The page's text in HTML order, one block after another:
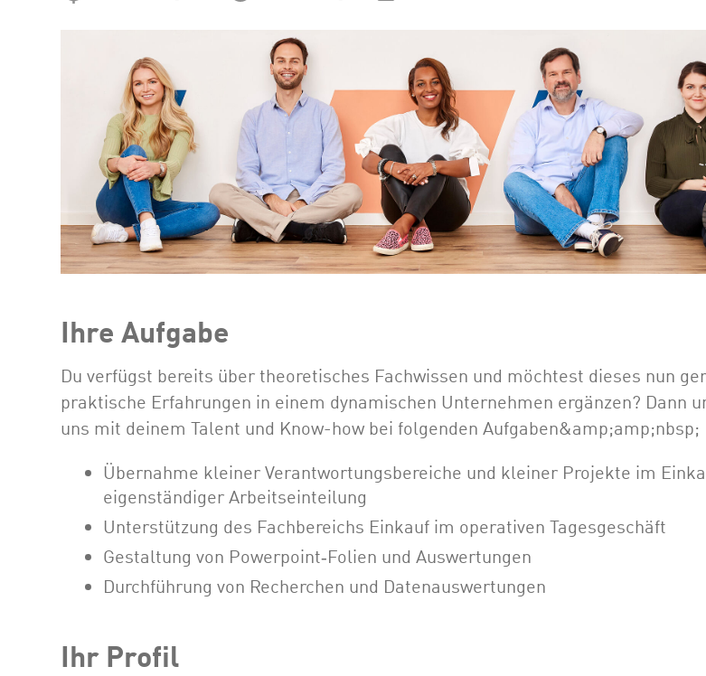
Ihre Aufgabe
Du verfügst bereits über theoretisches Fachwissen und möchtest dieses nun
praktische Erfahrungen in einem dynamischen Unternehmen ergänzen? Dann
uns mit deinem Talent und Know-how bei folgenden Aufgaben&amp;amp;nbsp;
Übernahme kleiner Verantwortungsbereiche und kleiner Projekte im
eigenständiger Arbeitseinteilung
Unterstützung des Fachbereichs Einkauf im operativen Tagesgeschäft
Gestaltung von Powerpoint‐Folien und Auswertungen
Durchführung von Recherchen und Datenauswertungen
Ihr Profil